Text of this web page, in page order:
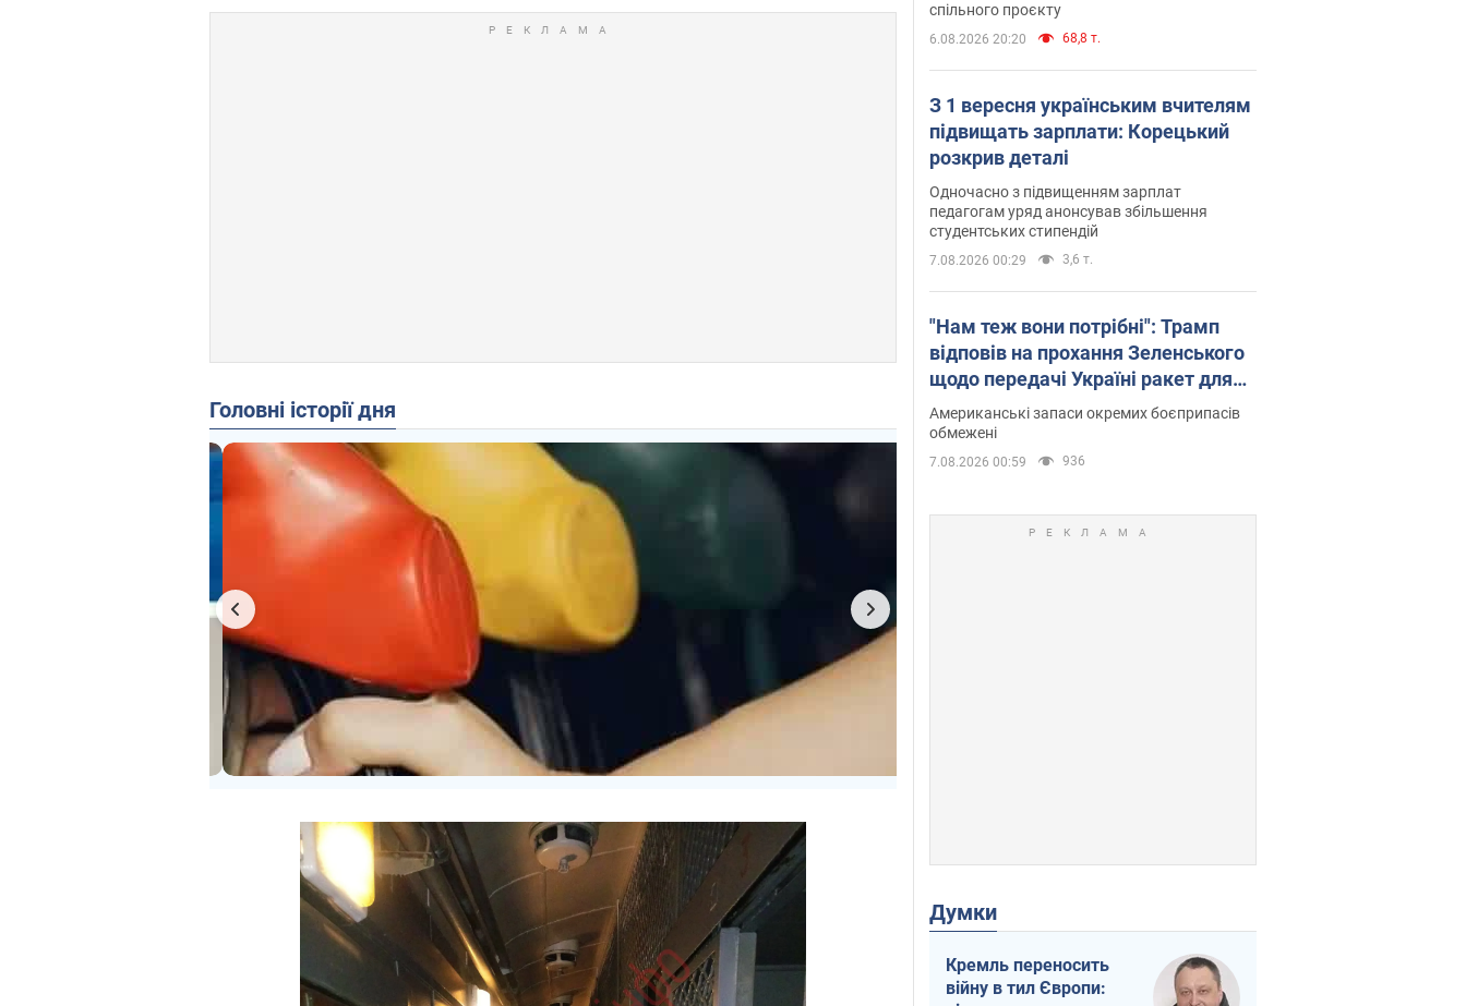
Головні історії дня
спільного проєкту
6.08.2026 20:20 68,8 т.
З 1 вересня українським вчителям
підвищать зарплати: Корецький
розкрив деталі
Одночасно з підвищенням зарплат
педагогам уряд анонсував збільшення
студентських стипендій
7.08.2026 00:29 3,6 т.
"Нам теж вони потрібні": Трамп
відповів на прохання Зеленського
щодо передачі Україні ракет для
Patriot
Американські запаси окремих боєприпасів
обмежені
7.08.2026 00:59 936
Думки
Кремль переносить
війну в тил Європи: